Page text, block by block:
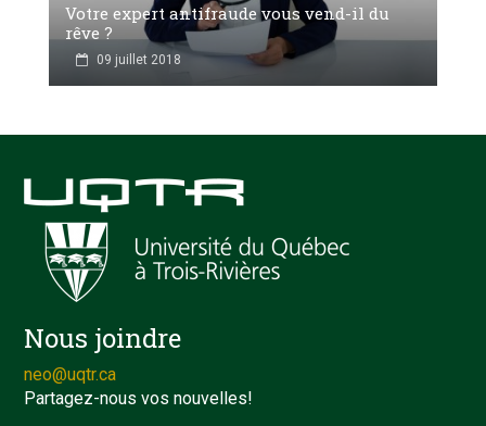
Votre expert antifraude vous vend-il du
rêve ?
09 juillet 2018
Nous joindre
neo@uqtr.ca
Partagez-nous vos nouvelles!